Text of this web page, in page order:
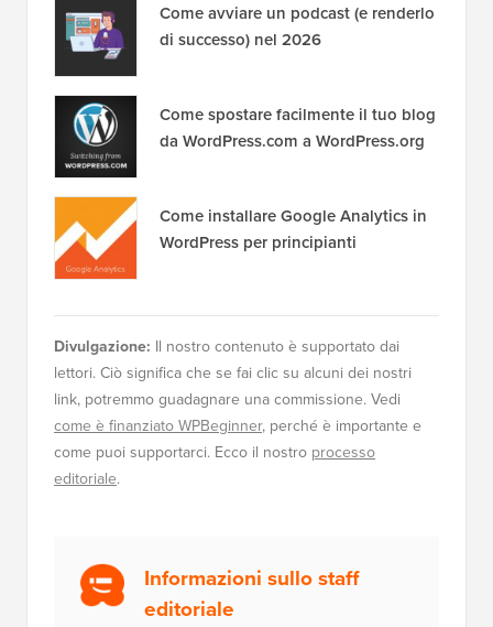
Come avviare un podcast (e renderlo
di successo) nel 2026
Come spostare facilmente il tuo blog
da WordPress.com a WordPress.org
Come installare Google Analytics in
WordPress per principianti
Divulgazione: Il nostro contenuto è supportato dai
lettori. Ciò significa che se fai clic su alcuni dei nostri
link, potremmo guadagnare una commissione. Vedi
come è finanziato WPBeginner, perché è importante e
come puoi supportarci. Ecco il nostro processo
editoriale.
Informazioni sullo staff
editoriale